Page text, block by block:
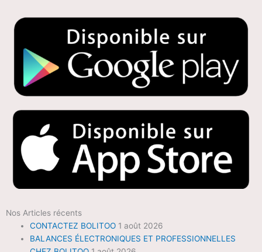
Nos Articles récents
CONTACTEZ BOLITOO 1 août 2026
BALANCES ÉLECTRONIQUES ET PROFESSIONNELLES